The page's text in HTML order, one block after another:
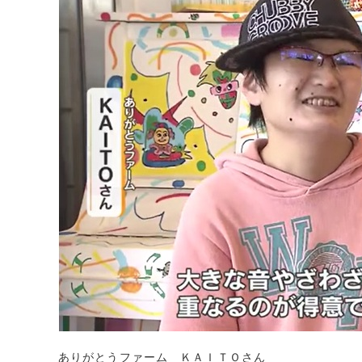
ありがとうファーム ＫＡＩＴＯさん